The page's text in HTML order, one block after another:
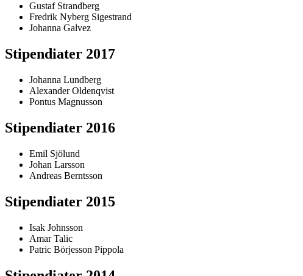
Gustaf Strandberg
Fredrik Nyberg Sigestrand
Johanna Galvez
Stipendiater 2017
Johanna Lundberg
Alexander Oldenqvist
Pontus Magnusson
Stipendiater 2016
Emil Sjölund
Johan Larsson
Andreas Berntsson
Stipendiater 2015
Isak Johnsson
Amar Talic
Patric Börjesson Pippola